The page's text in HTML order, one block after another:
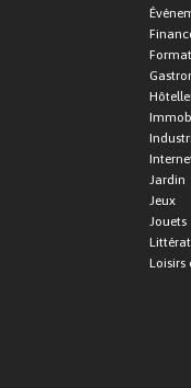
Jardin
Jeux
Jouets
Loisirs